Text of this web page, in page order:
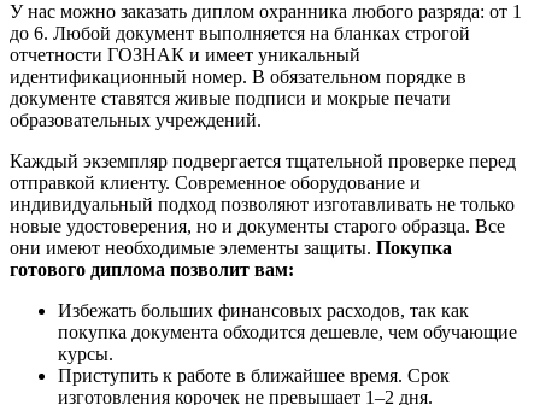
У нас можно заказать диплом охранника любого разряда: от 1
до 6. Любой документ выполняется на бланках строгой
отчетности ГОЗНАК и имеет уникальный
идентификационный номер. В обязательном порядке в
документе ставятся живые подписи и мокрые печати
образовательных учреждений.
Каждый экземпляр подвергается тщательной проверке перед
отправкой клиенту. Современное оборудование и
индивидуальный подход позволяют изготавливать не только
новые удостоверения, но и документы старого образца. Все
они имеют необходимые элементы защиты. Покупка
готового диплома позволит вам:
Избежать больших финансовых расходов, так как
покупка документа обходится дешевле, чем обучающие
курсы.
Приступить к работе в ближайшее время. Срок
изготовления корочек не превышает 1–2 дня.